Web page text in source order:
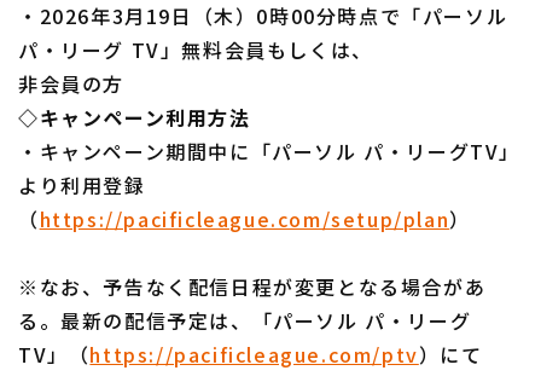
・2026年3月19日（木）0時00分時点で「パーソル
パ・リーグ TV」無料会員もしくは、
非会員の方
◇キャンペーン利用方法
・キャンペーン期間中に「パーソル パ・リーグTV」
より利用登録
（https://pacificleague.com/setup/plan）
※なお、予告なく配信日程が変更となる場合があ
る。最新の配信予定は、「パーソル パ・リーグ
TV」（https://pacificleague.com/ptv）にて